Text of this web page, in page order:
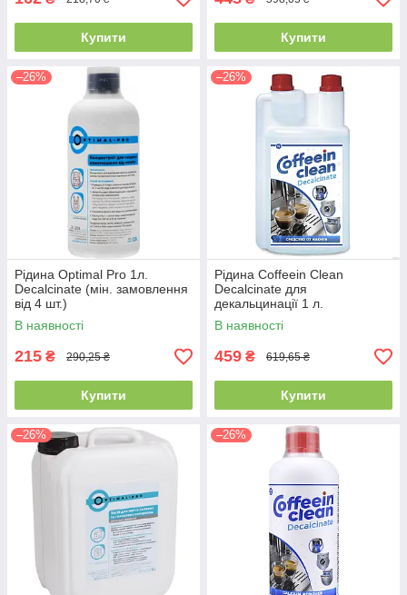
Купити Купити
–26%
Рідина Optimal Pro 1л.
Decalcinate (мін. замовлення
від 4 шт.)
В наявності
215 ₴ 290,25 ₴
Купити
–26%
Рідина Coffeein Clean
Decalcinate для
декальцинації 1 л.
В наявності
459 ₴ 619,65 ₴
Купити
–26% –26%